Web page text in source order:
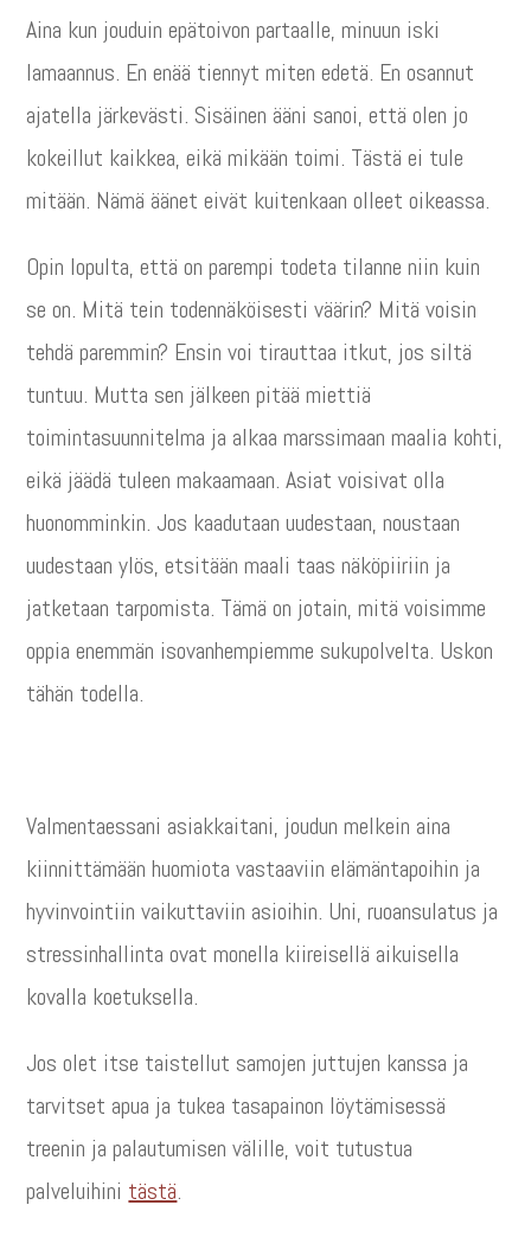
Aina kun jouduin epätoivon partaalle, minuun iski
lamaannus. En enää tiennyt miten edetä. En osannut
ajatella järkevästi. Sisäinen ääni sanoi, että olen jo
kokeillut kaikkea, eikä mikään toimi. Tästä ei tule
mitään. Nämä äänet eivät kuitenkaan olleet oikeassa.
Opin lopulta, että on parempi todeta tilanne niin kuin
se on. Mitä tein todennäköisesti väärin? Mitä voisin
tehdä paremmin? Ensin voi tirauttaa itkut, jos siltä
tuntuu. Mutta sen jälkeen pitää miettiä
toimintasuunnitelma ja alkaa marssimaan maalia kohti,
eikä jäädä tuleen makaamaan. Asiat voisivat olla
huonomminkin. Jos kaadutaan uudestaan, noustaan
uudestaan ylös, etsitään maali taas näköpiiriin ja
jatketaan tarpomista. Tämä on jotain, mitä voisimme
oppia enemmän isovanhempiemme sukupolvelta. Uskon
tähän todella.
Valmentaessani asiakkaitani, joudun melkein aina
kiinnittämään huomiota vastaaviin elämäntapoihin ja
hyvinvointiin vaikuttaviin asioihin. Uni, ruoansulatus ja
stressinhallinta ovat monella kiireisellä aikuisella
kovalla koetuksella.
Jos olet itse taistellut samojen juttujen kanssa ja
tarvitset apua ja tukea tasapainon löytämisessä
treenin ja palautumisen välille, voit tutustua
palveluihini tästä.